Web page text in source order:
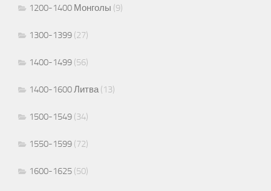
1200-1400 Монголы (9)
1300-1399 (27)
1400-1499 (56)
1400-1600 Литва(13)
1500-1549 (34)
1550-1599 (72)
1600-1625 (50)